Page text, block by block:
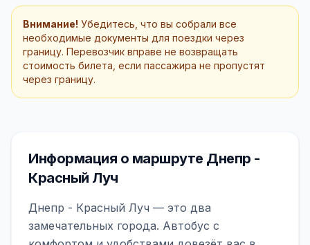
Внимание! Убедитесь, что вы собрали все
необходимые документы для поездки через
границу. Перевозчик вправе не возвращать
стоимость билета, если пассажира не пропустят
через границу.
Информация о маршруте Днепр -
Красный Луч
Днепр - Красный Луч — это два
замечательных города. Автобус с